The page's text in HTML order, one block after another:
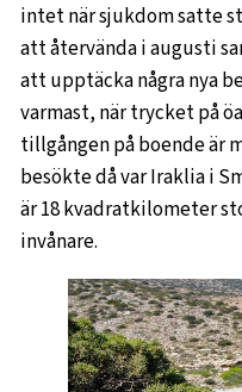
intet när sjukdom satte
att återvända i augusti
att upptäcka några nya
varmast, när trycket på
tillgången på boende är
besökte då var Iraklia i
är 18 kvadratkilometer
invånare.